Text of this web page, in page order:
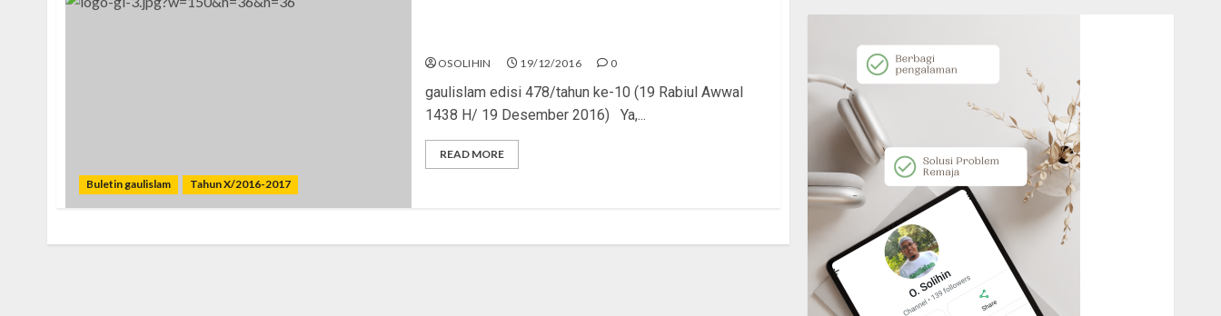
Buletin gaulislam Tahun X/2016-2017
OSOLIHIN 19/12/2016 0
gaulislam edisi 478/tahun ke-10 (19 Rabiul Awwal
1438 H/ 19 Desember 2016) Ya,...
READ MORE